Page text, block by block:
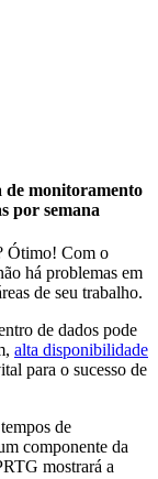
de monitoramento
por semana
Ótimo! Com o
há problemas em
de seu trabalho.
de dados pode
alta disponibilidade
para o sucesso de
de
componente da
mostrará a